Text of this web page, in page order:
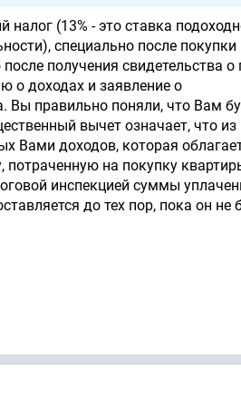
(13% - это ставка
специально после покупки
получения свидетельства о
о доходах и заявление о
Вы правильно поняли, что Вам
вычет означает, что из
Вами доходов, которая
на покупку
инспекцией суммы
до тех пор, пока он не